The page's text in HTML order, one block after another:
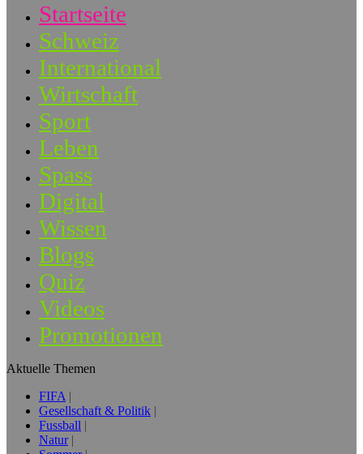
Startseite
Schweiz
International
Wirtschaft
Sport
Leben
Spass
Digital
Wissen
Blogs
Quiz
Videos
Promotionen
Aktuelle Themen
FIFA
Gesellschaft & Politik
Fussball
Natur